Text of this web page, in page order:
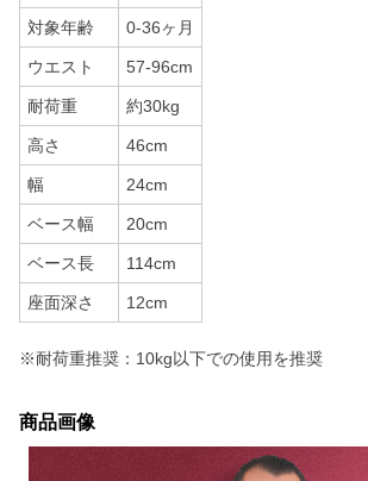
対象年齢 0-36ヶ月
ウエスト 57-96cm
耐荷重 約30kg
高さ 46cm
幅 24cm
ベース幅 20cm
ベース長 114cm
座面深さ 12cm
※耐荷重推奨：10kg以下での使用を推奨
商品画像